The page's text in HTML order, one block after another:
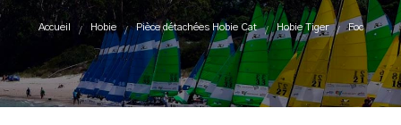
Accueil Hobie Pièce détachées Hobie Cat Hobie Tiger Foc